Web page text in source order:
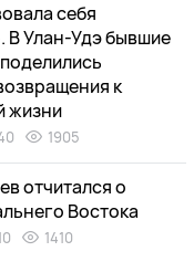
себя
В Улан-Удэ бывшие
к
жизни
1905
отчитался о
Востока
1410